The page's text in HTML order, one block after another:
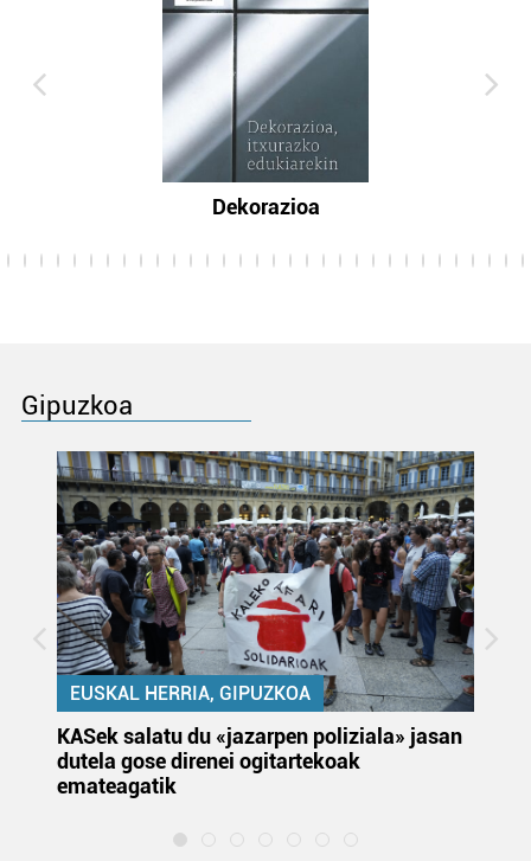
Dekorazioa
Gipuzkoa
EUSKAL HERRIA, GIPUZKOA
KASek salatu du «jazarpen poliziala» jasan
dutela gose direnei ogitartekoak
emateagatik